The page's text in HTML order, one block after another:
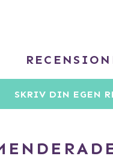
SKRIV DIN EGEN